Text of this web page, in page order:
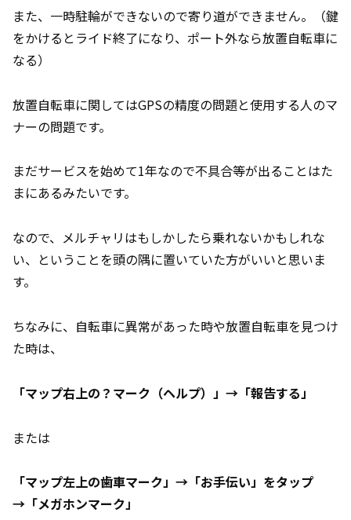
また、一時駐輪ができないので寄り道ができません。（鍵
をかけるとライド終了になり、ポート外なら放置自転車に
なる）
放置自転車に関してはGPSの精度の問題と使用する人のマ
ナーの問題です。
まだサービスを始めて1年なので不具合等が出ることはた
まにあるみたいです。
なので、メルチャリはもしかしたら乗れないかもしれな
い、ということを頭の隅に置いていた方がいいと思いま
す。
ちなみに、自転車に異常があった時や放置自転車を見つけ
た時は、
「マップ右上の？マーク（ヘルプ）」→「報告する」
または
「マップ左上の歯車マーク」→「お手伝い」をタップ
→「メガホンマーク」